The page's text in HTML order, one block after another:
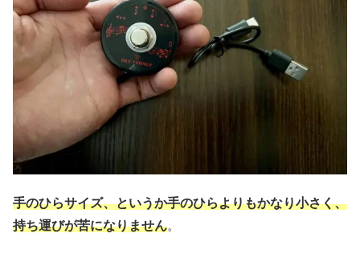
手のひらサイズ、というか手のひらよりもかなり小さく、
持ち運びが苦になりません。